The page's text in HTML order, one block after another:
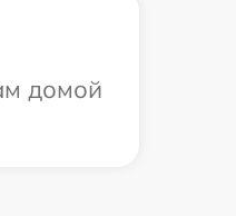
домой